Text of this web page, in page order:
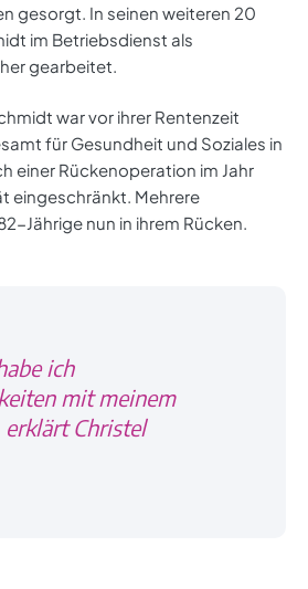
gesorgt. In seinen weiteren 20
im Betriebsdienst als
gearbeitet.
war vor ihrer Rentenzeit
für Gesundheit und Soziales in
einer Rückenoperation im Jahr
eingeschränkt. Mehrere
Jährige nun in ihrem Rücken.
ich
mit meinem
erklärt Christel